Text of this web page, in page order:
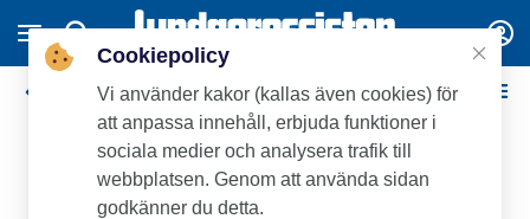
Vattenlås och Tillbehör
Cookiepolicy
Vi använder kakor (kallas även cookies) för
att anpassa innehåll, erbjuda funktioner i
sociala medier och analysera trafik till
webbplatsen. Genom att använda sidan
godkänner du detta.